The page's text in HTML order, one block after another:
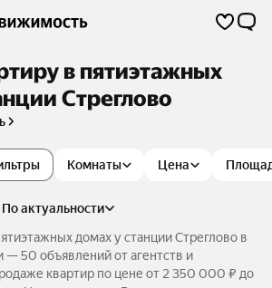
в пятиэтажных
Стреглово
Комнаты Цена
по актуальности
домах у станции Стреглово в
— 50 объявлений от агентств и
квартир по цене от 2 350 000 ₽ до